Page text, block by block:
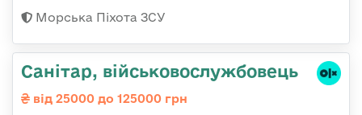
Морська Піхота ЗСУ
Санітаp, військовослужбовець
від 25000 до 125000 грн